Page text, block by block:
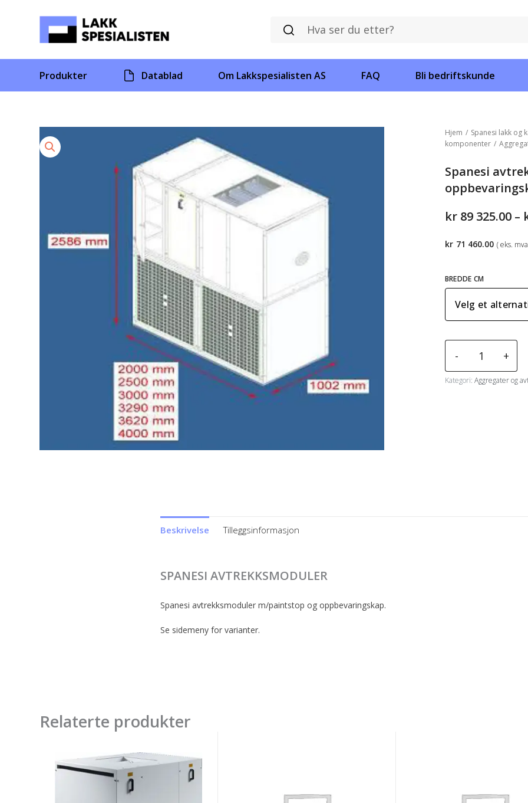
Produkter Datablad Om Lakkspesialisten AS FAQ Bli bedriftskunde
Hjem / Spanesi lakk og
komponenter /
Spanesi
kr 89 325.00 –
BREDDE CM
-
avtrekksmoduler
m/paintstop
+
Kategori: Aggregater og
kr 71 460.00 ( eks.
Beskrivelse Tilleggsinformasjon
SPANESI AVTREKKSMODULER
Spanesi avtrekksmoduler m/paintstop og oppbevaringskap.
Se sidemeny for varianter.
Relaterte produkter
Spanesi
avtrekk